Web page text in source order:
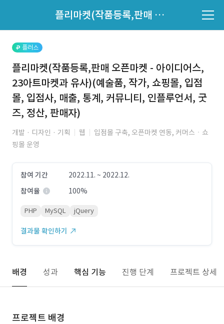
플리마켓(작품등록,판매 오픈마켓 - 아이디어스, 23아트마켓과 유사)(예술품, 작가, 쇼핑몰, 입점몰, 입점사, 매출, 통계, 커뮤니티, 인플루언서, 굿즈, 정산, 판매자)
지원자 목록 바로가기
플러스
플리마켓(작품등록,판매 오픈마켓 - 아이디어스,
23아트마켓과 유사)(예술품, 작가, 쇼핑몰, 입점
몰, 입점사, 매출, 통계, 커뮤니티, 인플루언서, 굿
즈, 정산, 판매자)
개발 · 디자인 · 기획 웹
입점몰 구축, 오픈마켓 연동, 커머스ㆍ쇼
핑몰 운영
참여 기간
2022.11. ~ 2022.12.
참여율
100%
PHP MySQL jQuery
결과물 확인하기
배경 성과 핵심 기능 진행 단계 프로젝트 상세
프로젝트 배경